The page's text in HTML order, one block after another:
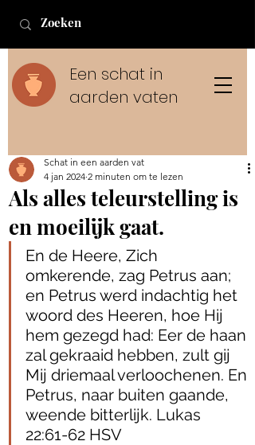
Een schat in
aarden vaten
Als alles teleurstelling is
en moeilijk gaat.
Schat in een aarden vat
4 jan 2024 2 minuten om te lezen
En de Heere, Zich
omkerende, zag Petrus aan;
en Petrus werd indachtig het
woord des Heeren, hoe Hij
hem gezegd had: Eer de haan
zal gekraaid hebben, zult gij
Mij driemaal verloochenen. En
Petrus, naar buiten gaande,
weende bitterlijk.‭‭ Lukas‬
‭22‬:‭61‬-‭62‬ HSV